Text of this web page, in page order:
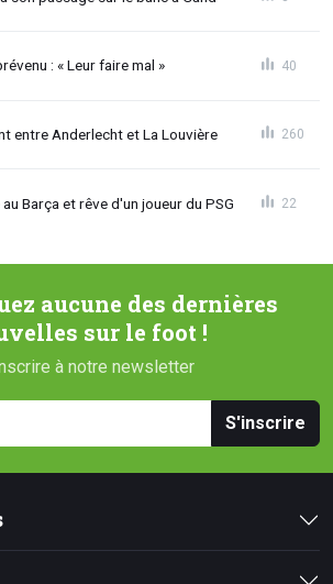
: « Leur faire mal » 40
entre Anderlecht et La Louvière 260
Barça et rêve d'un joueur du PSG 22
aucune des dernières
sur le foot !
à notre newsletter
S'inscrire